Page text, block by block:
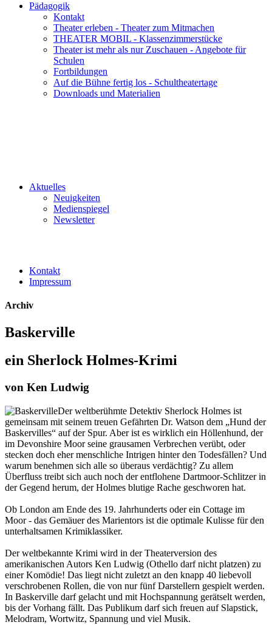
Pädagogik
Kontakt
Theater erleben - Theater zum Mitmachen
THEATER MOBIL - Klassenzimmerstücke
Theater ist mehr als nur Zuschauen - Angebote für
Schulen
Fortbildungen
Auf die Bühne fertig los - Schultheatertage
Downloads und Materialien
Aktuelles
Neuigkeiten
Medienspiegel
Newsletter
Kontakt
Impressum
Archiv
Baskerville
ein Sherlock Holmes-Krimi
von Ken Ludwig
Der weltberühmte Detektiv Sherlock Holmes ist
gemeinsam mit seinem treuen Gefährten Dr. Watson dem „Hund der
Baskervilles“ auf der Spur. Aber ist es wirklich ein Höllenhund, der
im Devonshire Moor seine grausamen Verbrechen verübt, oder
stecken doch eher menschliche Intrigen hinter den Todesfällen? Und
warum benehmen sich alle so überaus verdächtig? Zu allem
Überfluss treibt sich auch noch der entflohene Dartmoor-Schlitzer in
der Gegend herum, der Holmes blutige Rache geschworen hat.
Ob London am Ende des 19. Jahrhunderts oder ein Cottage im
Moor - das Gemäuer des Marientors ist die optimale Kulisse für den
unterhaltsamen Krimiklassiker.
Der weltbekannte Krimi wird in der Theaterversion des
amerikanischen Autors Ken Ludwig (Othello darf nicht platzen) zu
einer Komödie! Das liegt nicht zuletzt an den knapp 40 liebevoll
verschrobenen Rollen, die von nur fünf Darstellern gespielt werden.
In Baskerville darf gelacht und mit Hochspannung gerätselt werden,
bis der Vorhang fällt. Das Publikum darf sich freuen auf Slapstick,
Melodram, Wortwitz, Spannung und viel Musik.